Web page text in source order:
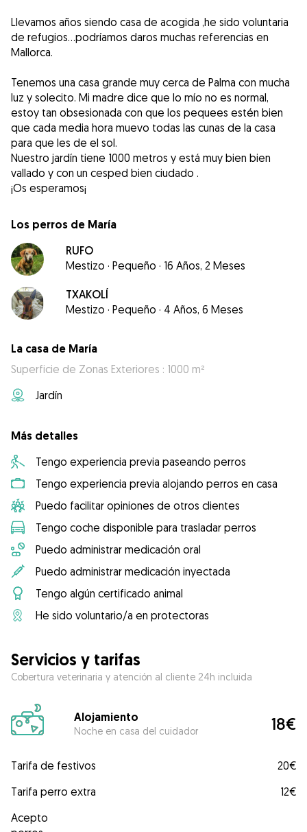
Llevamos años siendo casa de acogida ,he sido voluntaria
de refugios...podríamos daros muchas referencias en
Mallorca.
Tenemos una casa grande muy cerca de Palma con mucha
luz y solecito. Mi madre dice que lo mío no es normal,
estoy tan obsesionada con que los pequees estén bien
que cada media hora muevo todas las cunas de la casa
para que les de el sol.
Nuestro jardín tiene 1000 metros y está muy bien bien
vallado y con un cesped bien ciudado .
Los perros de María
RUFO
Mestizo · Pequeño · 16 Años, 2 Meses
TXAKOLÍ
Mestizo · Pequeño · 4 Años, 6 Meses
La casa de María
Superficie de Zonas Exteriores : 1000 m²
Jardín
Más detalles
Tengo experiencia previa paseando perros
Tengo experiencia previa alojando perros en casa
Puedo facilitar opiniones de otros clientes
Tengo coche disponible para trasladar perros
Puedo administrar medicación oral
Puedo administrar medicación inyectada
Tengo algún certificado animal
He sido voluntario/a en protectoras
Servicios y tarifas
Cobertura veterinaria y atención al cliente 24h incluida
Alojamiento
Noche en casa del cuidador 18€
Tarifa de festivos
20€
Tarifa perro extra
12€
Acepto